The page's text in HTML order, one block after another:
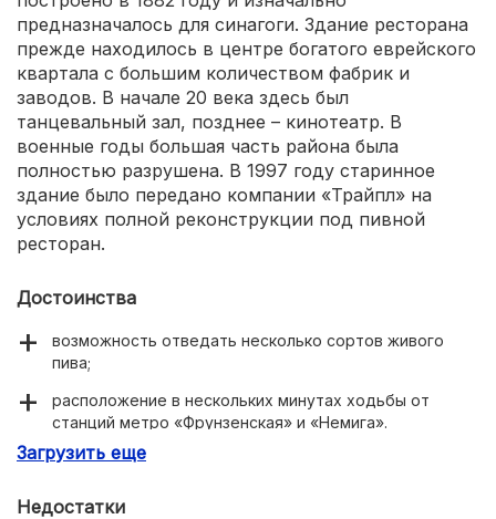
предназначалось для синагоги. Здание ресторана
прежде находилось в центре богатого еврейского
квартала с большим количеством фабрик и
заводов. В начале 20 века здесь был
танцевальный зал, позднее – кинотеатр. В
военные годы большая часть района была
полностью разрушена. В 1997 году старинное
здание было передано компании «Трайпл» на
условиях полной реконструкции под пивной
ресторан.
Достоинства
возможность отведать несколько сортов живого
пива;
расположение в нескольких минутах ходьбы от
станций метро «Фрунзенская» и «Немига».
Загрузить еще
Недостатки